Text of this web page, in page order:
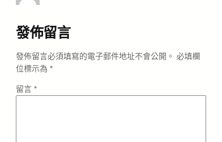
發佈留言
發佈留言必須填寫的電子郵件地址不會公開。 必填欄
位標示為 *
留言 *